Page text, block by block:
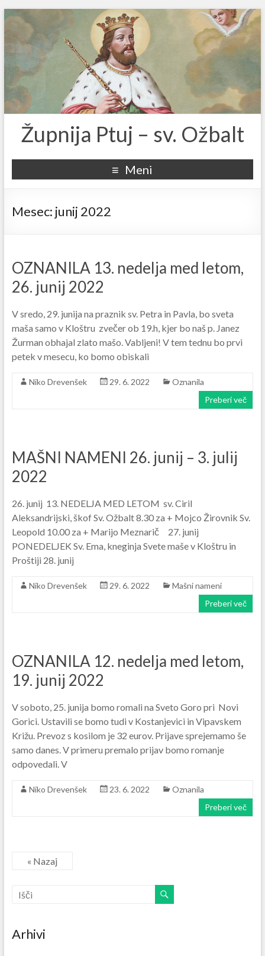
Župnija Ptuj – sv. Ožbalt
Meni
Mesec: junij 2022
OZNANILA 13. nedelja med letom,
26. junij 2022
V sredo, 29. junija na praznik sv. Petra in Pavla, bo sveta
maša samo v Kloštru zvečer ob 19.h, kjer bo naš p. Janez
Žurman obhajal zlato mašo. Vabljeni! V tem tednu bo prvi
petek v mesecu, ko bomo obiskali
Niko Drevenšek 29. 6. 2022
Oznanila
Preberi več
MAŠNI NAMENI 26. junij – 3. julij
2022
26. junij 13. NEDELJA MED LETOM sv. Ciril
Aleksandrijski, škof Sv. Ožbalt 8.30 za + Mojco Žirovnik Sv.
Leopold 10.00 za + Marijo Meznarič 27. junij
PONEDELJEK Sv. Ema, kneginja Svete maše v Kloštru in
Proštiji 28. junij
Niko Drevenšek 29. 6. 2022
Mašni nameni
Preberi več
OZNANILA 12. nedelja med letom,
19. junij 2022
V soboto, 25. junija bomo romali na Sveto Goro pri Novi
Gorici. Ustavili se bomo tudi v Kostanjevici in Vipavskem
Križu. Prevoz s kosilom je 32 eurov. Prijave sprejemamo še
samo danes. V primeru premalo prijav bomo romanje
odpovedali. V
Niko Drevenšek 23. 6. 2022
Oznanila
Preberi več
« Nazaj
Arhivi